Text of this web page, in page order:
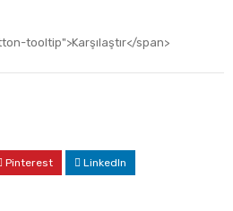
tooltip">Karşılaştır</span>
Pinterest LinkedIn